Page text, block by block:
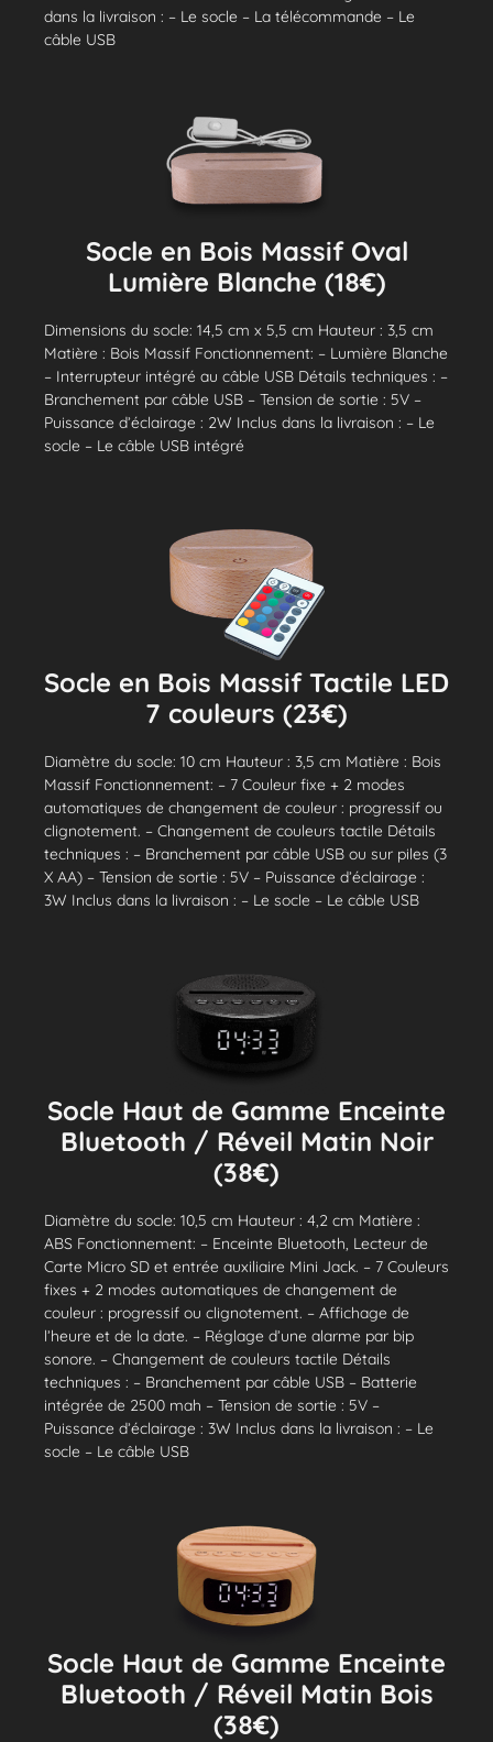
dans la livraison : – Le socle – La télécommande – Le
câble USB
Socle en Bois Massif Oval
Lumière Blanche (18€)
Dimensions du socle: 14,5 cm x 5,5 cm Hauteur : 3,5 cm
Matière : Bois Massif Fonctionnement: – Lumière Blanche
– Interrupteur intégré au câble USB Détails techniques : –
Branchement par câble USB – Tension de sortie : 5V –
Puissance d’éclairage : 2W Inclus dans la livraison : – Le
socle – Le câble USB intégré
Socle en Bois Massif Tactile LED
7 couleurs (23€)
Diamètre du socle: 10 cm Hauteur : 3,5 cm Matière : Bois
Massif Fonctionnement: – 7 Couleur fixe + 2 modes
automatiques de changement de couleur : progressif ou
clignotement. – Changement de couleurs tactile Détails
techniques : – Branchement par câble USB ou sur piles (3
X AA) – Tension de sortie : 5V – Puissance d’éclairage :
3W Inclus dans la livraison : – Le socle – Le câble USB
Socle Haut de Gamme Enceinte
Bluetooth / Réveil Matin Noir
(38€)
Diamètre du socle: 10,5 cm Hauteur : 4,2 cm Matière :
ABS Fonctionnement: – Enceinte Bluetooth, Lecteur de
Carte Micro SD et entrée auxiliaire Mini Jack. – 7 Couleurs
fixes + 2 modes automatiques de changement de
couleur : progressif ou clignotement. – Affichage de
l’heure et de la date. – Réglage d’une alarme par bip
sonore. – Changement de couleurs tactile Détails
techniques : – Branchement par câble USB – Batterie
intégrée de 2500 mah – Tension de sortie : 5V –
Puissance d’éclairage : 3W Inclus dans la livraison : – Le
socle – Le câble USB
Socle Haut de Gamme Enceinte
Bluetooth / Réveil Matin Bois
(38€)